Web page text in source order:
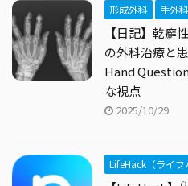
形成外科 手外科
【日記】乾癬
の外科治療と
Hand
な視点
2025/10/29
LifeHack（ライフ